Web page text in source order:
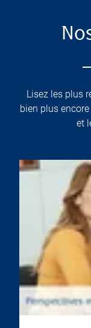
Lisez les plus
bien plus
et